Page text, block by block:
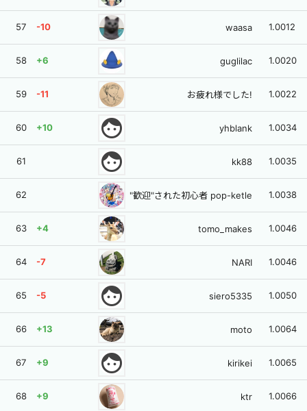
57 -10 waasa 1.0012
58 +6 guglilac 1.0020
59 -11 お疲れ様でした! 1.0022
60 +10 face yhblank 1.0034
61 face kk88 1.0035
62 "歓迎"された初心者 pop-ketle 1.0038
63 +4 tomo_makes 1.0046
64 -7 NARI 1.0046
65 -5 face siero5335 1.0050
66 +13 moto 1.0064
67 +9 face kirikei 1.0065
68 +9 ktr 1.0066